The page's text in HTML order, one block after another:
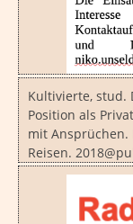
Kultivierte, stud.
Position als
mit Ansprüchen.
Reisen.